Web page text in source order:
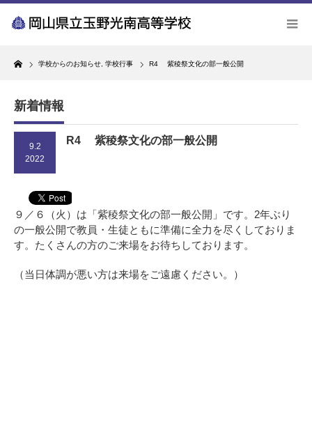
Home
学校からのお知らせ 学校行事 R4 紫稜祭文化の部一般公開
新着情報
9.2
2022
R4 紫稜祭文化の部一般公開
９／６（火）は「紫稜祭文化の部一般公開」です。2年ぶり
の一般公開で教員・生徒ともに準備に全力を尽くしておりま
す。たくさんの方のご来場をお待ちしております。
（当日体調が悪い方は来場をご遠慮ください。）